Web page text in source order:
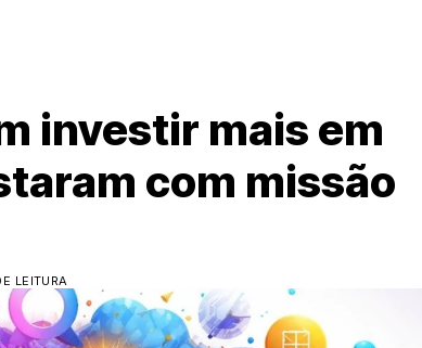
investir mais em
com missão
LEITURA